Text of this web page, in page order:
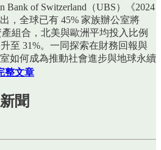
Bank of Switzerland（UBS）《2024
，全球已有 45% 家族辦公室將
組合，北美與歐洲平均投入比例
至 31%。一同探索在財務回報與
如何成為推動社會進步與地球永續
整文章
聞